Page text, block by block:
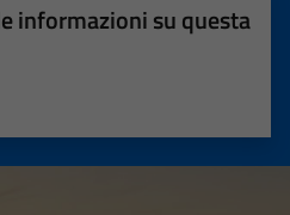
informazioni su questa
su 5
5